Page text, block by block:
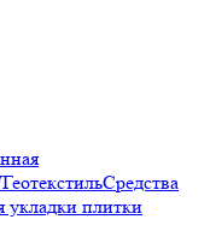
ГеотекстильСредства
укладки плитки